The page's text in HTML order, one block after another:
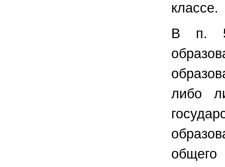
классе.
В п. 5.
либо